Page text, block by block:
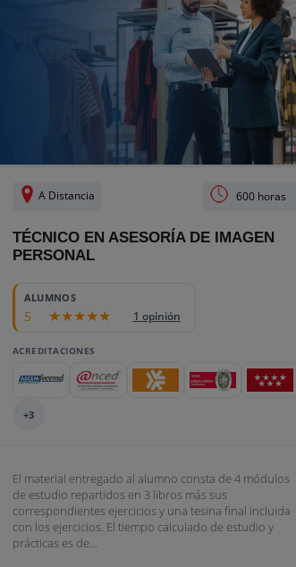
A Distancia 600 horas
TÉCNICO EN ASESORÍA DE IMAGEN
PERSONAL
ALUMNOS
5 1 opinión
ACREDITACIONES
+3
El material entregado al alumno consta de 4 módulos
de estudio repartidos en 3 libros más sus
correspondientes ejercicios y una tesina final incluida
con los ejercicios. El tiempo calculado de estudio y
prácticas es de...